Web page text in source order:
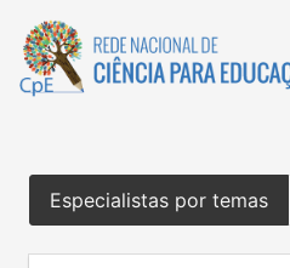
Especialistas por temas